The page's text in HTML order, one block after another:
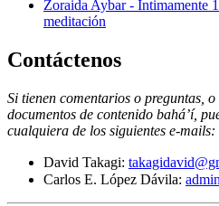
Zoraida Aybar - Íntimamente
meditación
Contáctenos
Si tienen comentarios o preguntas,
documentos de contenido bahá’í,
cualquiera de los siguientes e-mails:
David Takagi:
Carlos E. López Dávila: